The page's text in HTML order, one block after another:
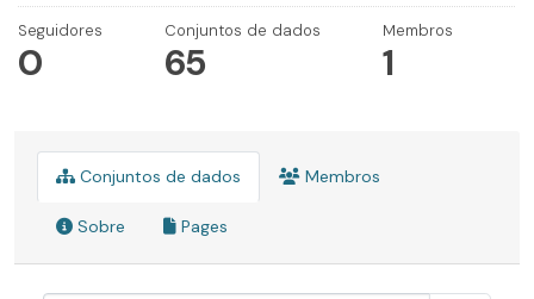
Seguidores
0
Conjuntos de dados
65
Membros
1
Conjuntos de dados Membros
Sobre Pages